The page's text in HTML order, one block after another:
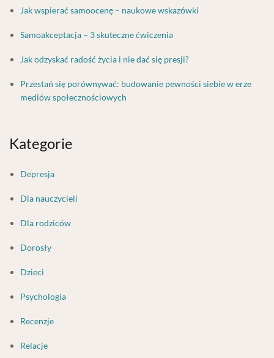
Jak wspierać samoocenę – naukowe wskazówki
Samoakceptacja – 3 skuteczne ćwiczenia
Jak odzyskać radość życia i nie dać się presji?
Przestań się porównywać: budowanie pewności siebie w erze
mediów społecznościowych
Kategorie
Depresja
Dla nauczycieli
Dla rodziców
Dorosły
Dzieci
Psychologia
Recenzje
Relacje